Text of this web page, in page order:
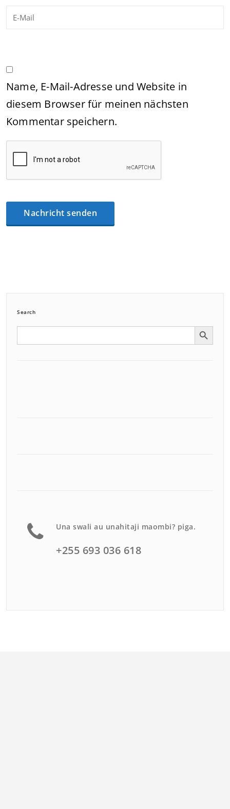
Name, E-Mail-Adresse und Website in
diesem Browser für meinen nächsten
Kommentar speichern.
Search
Search Search Button
Una swali au unahitaji maombi? piga.
+255 693 036 618